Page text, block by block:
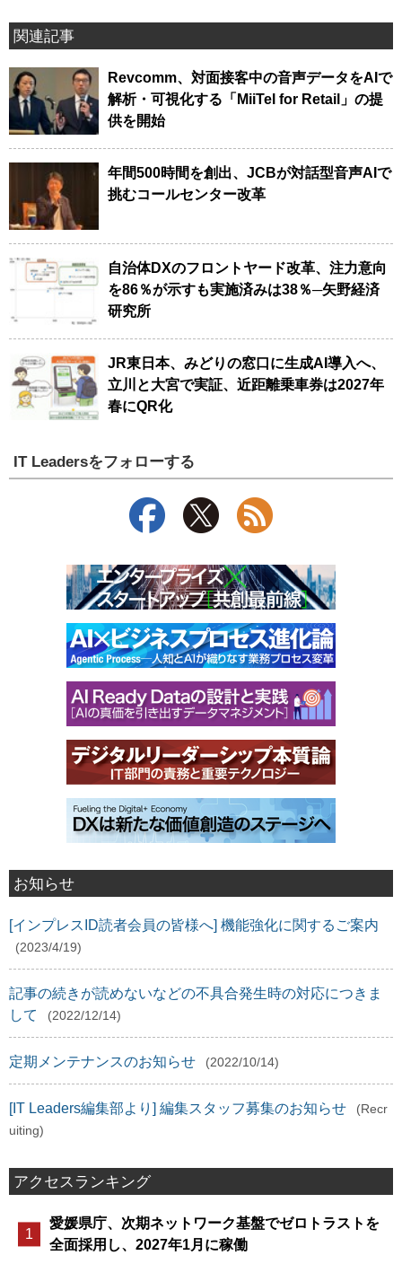
関連記事
Revcomm、対面接客中の音声データをAIで
解析・可視化する「MiiTel for Retail」の提
供を開始
年間500時間を創出、JCBが対話型音声AIで
挑むコールセンター改革
自治体DXのフロントヤード改革、注力意向
を86％が示すも実施済みは38％─矢野経済
研究所
JR東日本、みどりの窓口に生成AI導入へ、
立川と大宮で実証、近距離乗車券は2027年
春にQR化
IT Leadersをフォローする
お知らせ
[インプレスID読者会員の皆様へ] 機能強化に関するご案内
(2023/4/19)
記事の続きが読めないなどの不具合発生時の対応につきま
して
(2022/12/14)
定期メンテナンスのお知らせ (2022/10/14)
[IT Leaders編集部より] 編集スタッフ募集のお知らせ
(Recr
uiting)
アクセスランキング
愛媛県庁、次期ネットワーク基盤でゼロトラストを
全面採用し、2027年1月に稼働